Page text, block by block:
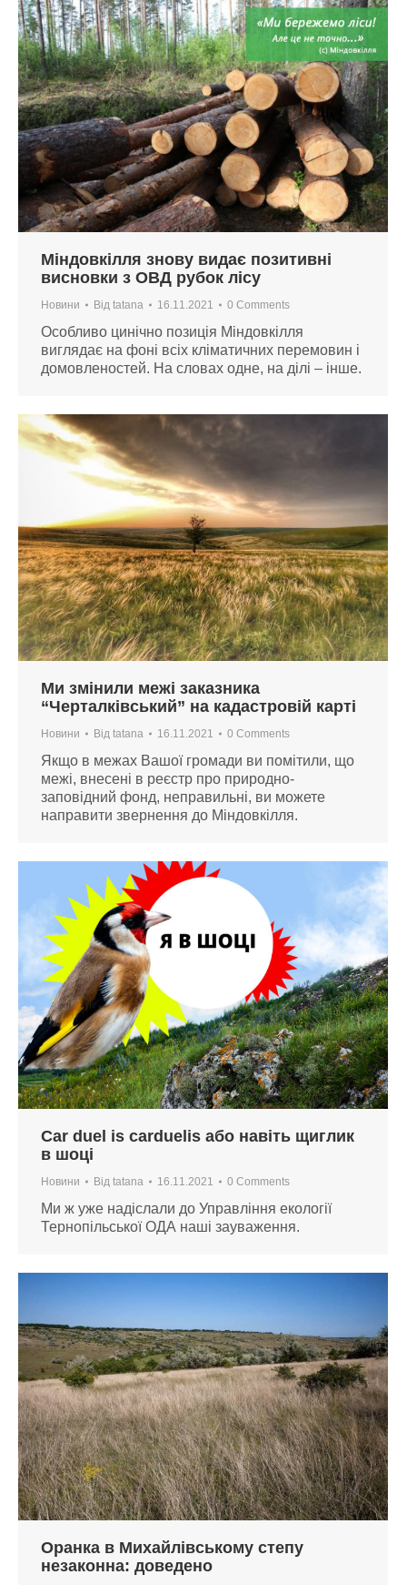
Міндовкілля знову видає позитивні
висновки з ОВД рубок лісу
Новини Від tatana 16.11.2021 0 Comments
Особливо цинічно позиція Міндовкілля
виглядає на фоні всіх кліматичних перемовин і
домовленостей. На словах одне, на ділі – інше.
Ми змінили межі заказника
“Черталківський” на кадастровій карті
Новини Від tatana 16.11.2021 0 Comments
Якщо в межах Вашої громади ви помітили, що
межі, внесені в реєстр про природно-
заповідний фонд, неправильні, ви можете
направити звернення до Міндовкілля.
Сar duel is carduelis або навіть щиглик
в шоці
Новини Від tatana 16.11.2021 0 Comments
Ми ж уже надіслали до Управління екології
Тернопільської ОДА наші зауваження.
Оранка в Михайлівському степу
незаконна: доведено